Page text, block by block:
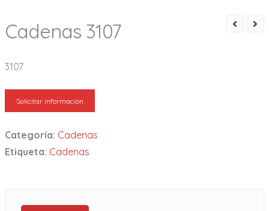
Cadenas 3107
3107
Solicitar información
Categoría: Cadenas
Etiqueta: Cadenas